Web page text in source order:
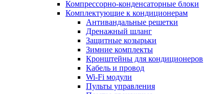
Компрессорно-конденсаторные блоки
Комплектующие к кондиционерам
Антивандальные решетки
Дренажный шланг
Защитные козырьки
Зимние комплекты
Кронштейны для кондиционеров
Кабель и провод
Wi-Fi модули
Пульты управления